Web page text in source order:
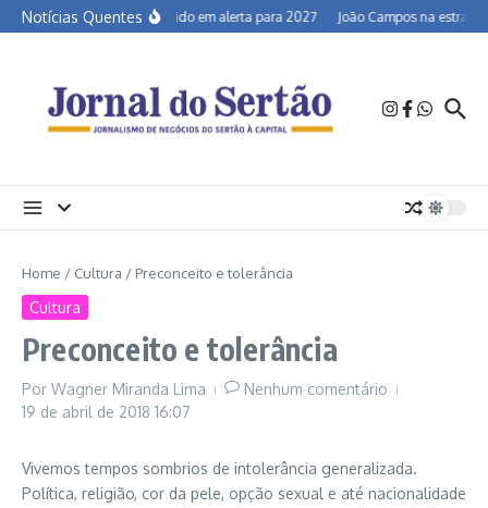
Ir para o conteúdo
Notícias QuentesSemiárido em alerta para 2027 João Campos na estrada
Home / Cultura / Preconceito e tolerância
Cultura
Preconceito e tolerância
Por Wagner Miranda Lima
Nenhum comentário
19 de abril de 2018 16:07
Vivemos tempos sombrios de intolerância generalizada.
Política, religião, cor da pele, opção sexual e até nacionalidade